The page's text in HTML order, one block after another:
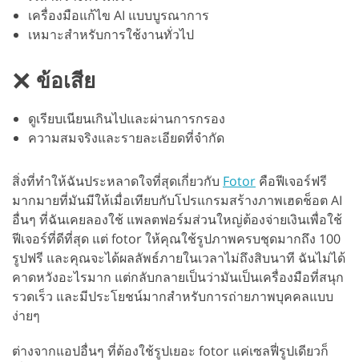
เครื่องมือแก้ไข AI แบบบูรณาการ
เหมาะสำหรับการใช้งานทั่วไป
ข้อเสีย
ดูเรียบเนียนเกินไปและผ่านการกรอง
ความสมจริงและรายละเอียดที่จำกัด
สิ่งที่ทำให้ฉันประหลาดใจที่สุดเกี่ยวกับ Fotor คือฟีเจอร์ฟรี
มากมายที่มันมีให้เมื่อเทียบกับโปรแกรมสร้างภาพเฮดช็อต AI
อื่นๆ ที่ฉันเคยลองใช้ แพลตฟอร์มส่วนใหญ่ต้องจ่ายเงินเพื่อใช้
ฟีเจอร์ที่ดีที่สุด แต่ fotor ให้คุณใช้รูปภาพครบชุดมากถึง 100
รูปฟรี และคุณจะได้ผลลัพธ์ภายในเวลาไม่ถึงสิบนาที ฉันไม่ได้
คาดหวังอะไรมาก แต่กลับกลายเป็นว่ามันเป็นเครื่องมือที่สนุก
รวดเร็ว และมีประโยชน์มากสำหรับการถ่ายภาพบุคคลแบบ
ง่ายๆ
ต่างจากแอปอื่นๆ ที่ต้องใช้รูปเยอะ fotor แค่เซลฟี่รูปเดียวก็